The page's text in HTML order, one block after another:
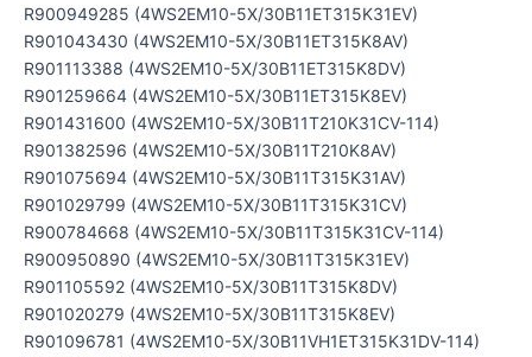
R900949285 (4WS2EM10-5X/30B11ET315K31EV)
R901043430 (4WS2EM10-5X/30B11ET315K8AV)
R901113388 (4WS2EM10-5X/30B11ET315K8DV)
R901259664 (4WS2EM10-5X/30B11ET315K8EV)
R901431600 (4WS2EM10-5X/30B11T210K31CV-114)
R901382596 (4WS2EM10-5X/30B11T210K8AV)
R901075694 (4WS2EM10-5X/30B11T315K31AV)
R901029799 (4WS2EM10-5X/30B11T315K31CV)
R900784668 (4WS2EM10-5X/30B11T315K31CV-114)
R900950890 (4WS2EM10-5X/30B11T315K31EV)
R901105592 (4WS2EM10-5X/30B11T315K8DV)
R901020279 (4WS2EM10-5X/30B11T315K8EV)
R901096781 (4WS2EM10-5X/30B11VH1ET315K31DV-114)